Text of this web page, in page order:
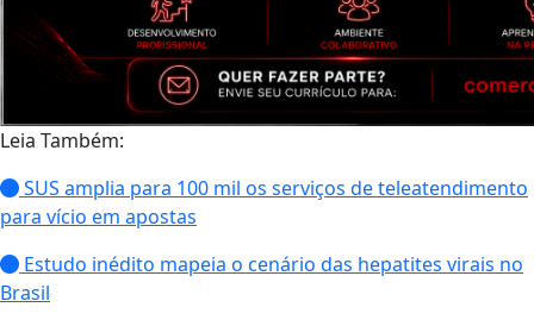
Leia Também:
SUS amplia para 100 mil os serviços de teleatendimento
para vício em apostas
Estudo inédito mapeia o cenário das hepatites virais no
Brasil